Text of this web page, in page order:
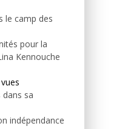
le camp des
pour la
Kennouche
dans sa
indépendance